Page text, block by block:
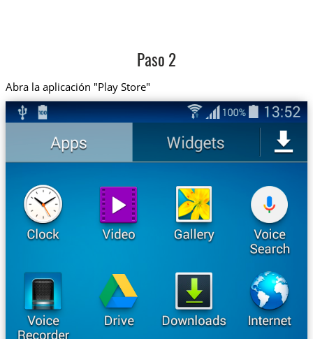
Paso 2
Abra la aplicación "Play Store"